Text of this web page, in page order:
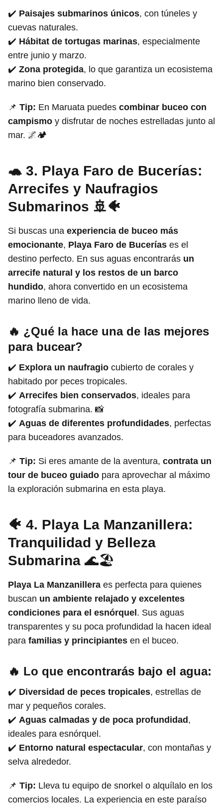
✔️ Paisajes submarinos únicos, con túneles y
cuevas naturales.
✔️ Hábitat de tortugas marinas, especialmente
entre junio y marzo.
✔️ Zona protegida, lo que garantiza un ecosistema
marino bien conservado.
📌 Tip: En Maruata puedes combinar buceo con
campismo y disfrutar de noches estrelladas junto al
mar. 🌌🏕️
🐢 3. Playa Faro de Bucerías:
Arrecifes y Naufragios
Submarinos 🚢🐠
Si buscas una experiencia de buceo más
emocionante, Playa Faro de Bucerías es el
destino perfecto. En sus aguas encontrarás un
arrecife natural y los restos de un barco
hundido, ahora convertido en un ecosistema
marino lleno de vida.
🔥 ¿Qué la hace una de las mejores
para bucear?
✔️ Explora un naufragio cubierto de corales y
habitado por peces tropicales.
✔️ Arrecifes bien conservados, ideales para
fotografía submarina. 📸
✔️ Aguas de diferentes profundidades, perfectas
para buceadores avanzados.
📌 Tip: Si eres amante de la aventura, contrata un
tour de buceo guiado para aprovechar al máximo
la exploración submarina en esta playa.
🐠 4. Playa La Manzanillera:
Tranquilidad y Belleza
Submarina 🌊🏖️
Playa La Manzanillera es perfecta para quienes
buscan un ambiente relajado y excelentes
condiciones para el esnórquel . Sus aguas
transparentes y su poca profundidad la hacen ideal
para familias y principiantes en el buceo.
🔥 Lo que encontrarás bajo el agua:
✔️ Diversidad de peces tropicales, estrellas de
mar y pequeños corales.
✔️ Aguas calmadas y de poca profundidad ,
ideales para esnórquel.
✔️ Entorno natural espectacular, con montañas y
selva alrededor.
📌 Tip: Lleva tu equipo de snorkel o alquílalo en los
comercios locales. La experiencia en este paraíso